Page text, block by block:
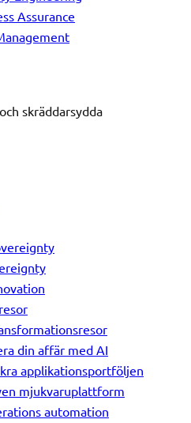
Assurance
skräddarsydda
din affär med AI
applikationsportföljen
mjukvaruplattform
automation